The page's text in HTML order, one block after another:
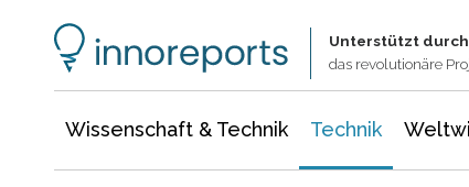
Unterstützt durch
das revolutionäre
Wissenschaft & Technik Technik